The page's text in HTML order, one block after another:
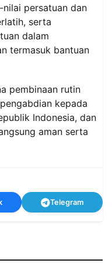
persatuan dan
serta
dalam
termasuk bantuan
pembinaan rutin
kepada
Indonesia, dan
aman serta
Telegram